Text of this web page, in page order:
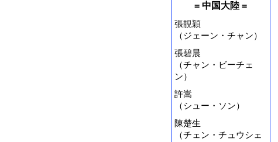
= 中国大陸 =
張靚穎
（ジェーン・チャン）
張碧晨
（チャン・ビーチェ
ン）
許嵩
（シュー・ソン）
陳楚生
（チェン・チュウシェ